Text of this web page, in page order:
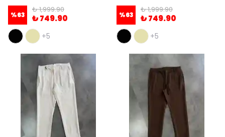
%63
₺ 1,999.90
₺ 749.90
+5
%63
₺ 1,999.90
₺ 749.90
+5